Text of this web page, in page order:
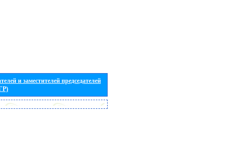
и заместителей председателей